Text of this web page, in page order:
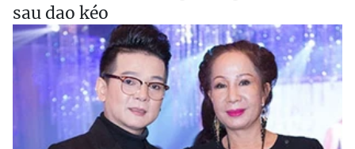
sau dao kéo